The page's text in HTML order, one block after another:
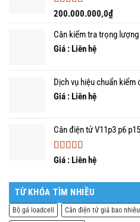
Được xếp
sao
200.000.000,0₫
Cân kiểm tra trọng
Giá : Liên hệ
Dịch vụ hiệu chuẩn
Giá : Liên hệ
Cân điện tử V11p3 p6
Được xếp
Giá : Liên hệ
TỪ KHÓA TÌM NHIỀU
Bộ gá loadcell Cân điện tử giá bao nhiêu